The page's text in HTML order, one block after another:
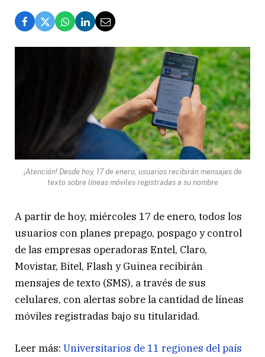
¡Atención! Desde hoy, 17 de enero, usuarios recibirán mensajes de
texto sobre líneas móviles registradas a su nombre
A partir de hoy, miércoles 17 de enero, todos los
usuarios con planes prepago, pospago y control
de las empresas operadoras Entel, Claro,
Movistar, Bitel, Flash y Guinea recibirán
mensajes de texto (SMS), a través de sus
celulares, con alertas sobre la cantidad de líneas
móviles registradas bajo su titularidad.
Leer más: Universitarios de 11 regiones del país